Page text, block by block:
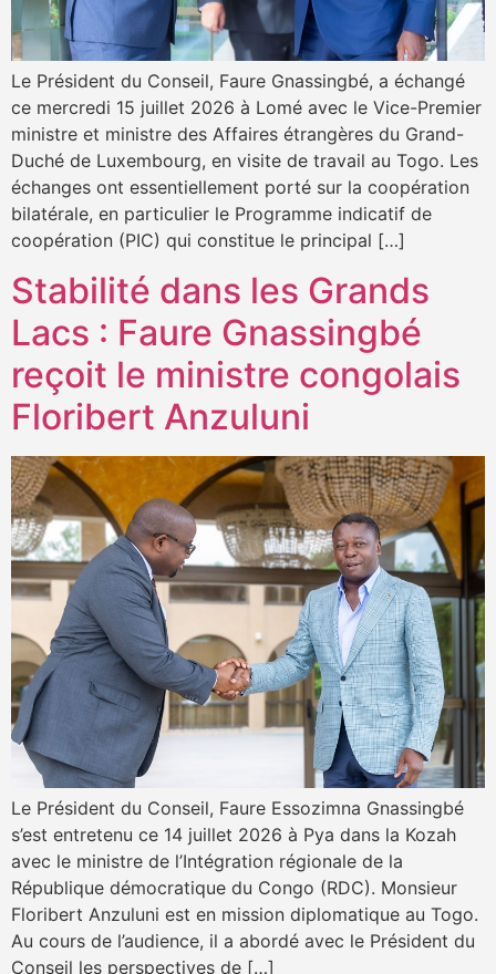
Le Président du Conseil, Faure Gnassingbé, a échangé
ce mercredi 15 juillet 2026 à Lomé avec le Vice-Premier
ministre et ministre des Affaires étrangères du Grand-
Duché de Luxembourg, en visite de travail au Togo. Les
échanges ont essentiellement porté sur la coopération
bilatérale, en particulier le Programme indicatif de
coopération (PIC) qui constitue le principal […]
Stabilité dans les Grands
Lacs : Faure Gnassingbé
reçoit le ministre congolais
Floribert Anzuluni
Le Président du Conseil, Faure Essozimna Gnassingbé
s’est entretenu ce 14 juillet 2026 à Pya dans la Kozah
avec le ministre de l’Intégration régionale de la
République démocratique du Congo (RDC). Monsieur
Floribert Anzuluni est en mission diplomatique au Togo.
Au cours de l’audience, il a abordé avec le Président du
Conseil les perspectives de […]